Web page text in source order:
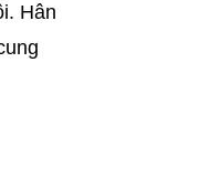
Hân